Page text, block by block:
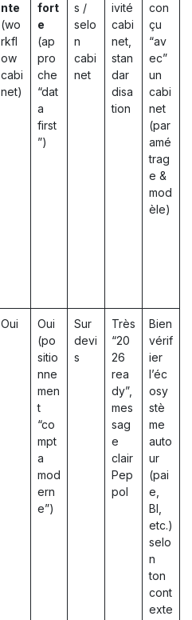
nte
(wo
rkfl
ow
cabi
net)
fort
e
(ap
pro
che
“dat
a
first
”)
s /
selo
n
cabi
net
ivité
cabi
net,
stan
dar
disa
tion
con
çu
“av
ec”
un
cabi
net
(par
amé
trag
e &
mod
èle)
Oui
Oui
(po
sitio
nne
men
t
“co
mpt
a
mod
ern
e”)
Sur
devi
s
Très
“20
26
rea
dy”,
mes
sag
e
clair
Pep
pol
Bien
vérif
ier
l’éc
osy
stè
me
auto
ur
(pai
e,
BI,
etc.)
selo
n
ton
cont
exte